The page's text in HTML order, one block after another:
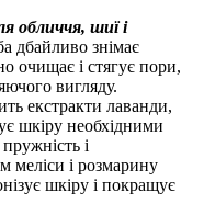
обличчя, шиї і
дбайливо знімає
очищає і стягує пори,
вигляду.
екстракти лаванди,
шкіру необхідними
і
меліси і розмарину
шкіру і покращує